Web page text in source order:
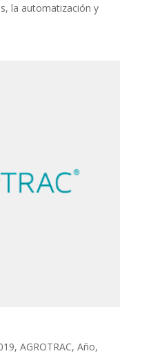
la automatización y
, AGROTRAC, Año,